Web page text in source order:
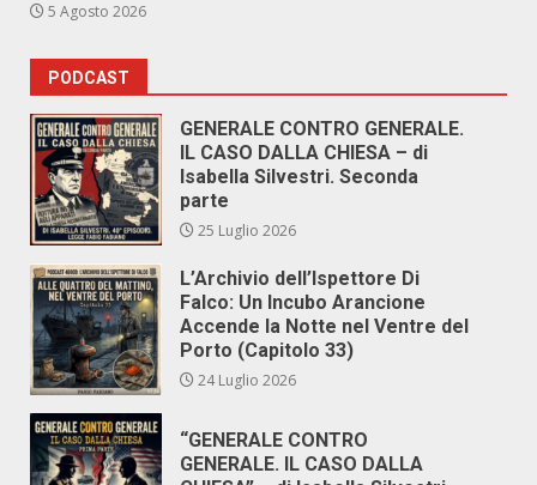
5 Agosto 2026
PODCAST
GENERALE CONTRO GENERALE.
IL CASO DALLA CHIESA – di
Isabella Silvestri. Seconda
parte
25 Luglio 2026
L’Archivio dell’Ispettore Di
Falco: Un Incubo Arancione
Accende la Notte nel Ventre del
Porto (Capitolo 33)
24 Luglio 2026
“GENERALE CONTRO
GENERALE. IL CASO DALLA